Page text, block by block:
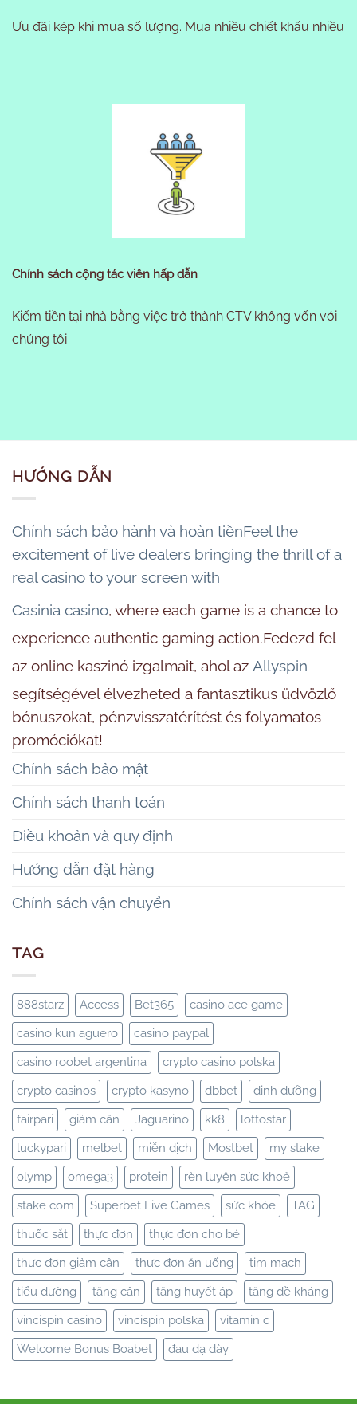
Ưu đãi kép khi mua số lượng. Mua nhiều chiết khấu nhiều
Chính sách cộng tác viên hấp dẫn
Kiếm tiền tại nhà bằng việc trở thành CTV không vốn với
chúng tôi
HƯỚNG DẪN
Chính sách bảo hành và hoàn tiềnFeel the
excitement of live dealers bringing the thrill of a
real casino to your screen with
Casinia casino, where each game is a chance to
experience authentic gaming action.Fedezd fel
az online kaszinó izgalmait, ahol az Allyspin
segítségével élvezheted a fantasztikus üdvözlő
bónuszokat, pénzvisszatérítést és folyamatos
promóciókat!
Chính sách bảo mật
Chính sách thanh toán
Điều khoản và quy định
Hướng dẫn đặt hàng
Chính sách vận chuyển
TAG
888starz Access Bet365
casino ace game
casino kun aguero
casino paypal
casino roobet argentina
crypto casino polska
crypto casinos
crypto kasyno dbbet
dinh dưỡng
fairpari
giảm cân Jaguarino kk8
lottostar
luckypari
melbet miễn dịch Mostbet
my stake
olymp
omega3 protein
rèn luyện sức khoẻ
stake com
Superbet Live Games sức khỏe
TAG
thuốc sắt
thực đơn
thực đơn cho bé
thực đơn giảm cân
thực đơn ăn uống
tim mạch
tiểu đường
tăng cân tăng huyết áp
tăng đề kháng
vincispin casino
vincispin polska
vitamin c
Welcome Bonus Boabet
đau dạ dày